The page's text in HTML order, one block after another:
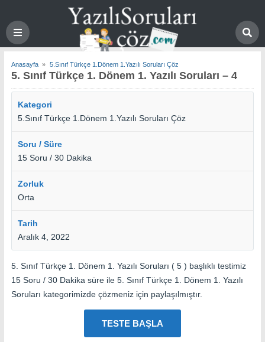
Anasayfa » 5.Sınıf Türkçe 1.Dönem 1.Yazılı Soruları Çöz
5. Sınıf Türkçe 1. Dönem 1. Yazılı Soruları – 4
Kategori
5.Sınıf Türkçe 1.Dönem 1.Yazılı Soruları Çöz
Soru / Süre
15 Soru / 30 Dakika
Zorluk
Orta
Tarih
Aralık 4, 2022
5. Sınıf Türkçe 1. Dönem 1. Yazılı Soruları ( 5 ) başlıklı testimiz
15 Soru / 30 Dakika süre ile 5. Sınıf Türkçe 1. Dönem 1. Yazılı
Soruları kategorimizde çözmeniz için paylaşılmıştır.
TESTE BAŞLA